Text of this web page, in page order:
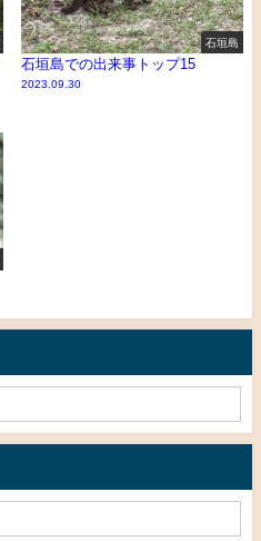
石垣島
石垣島での出来事トップ15
2023.09.30